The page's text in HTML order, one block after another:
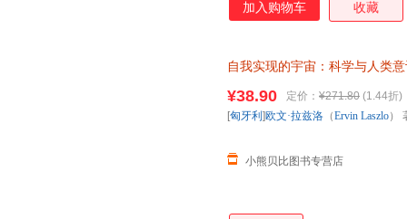
加入购物车 收藏
自我实现的宇宙：科学与人类
存后下单，避免纠纷。
¥38.90 定价： ¥271.80 (1.44折)
小熊贝比图书专营店
[匈牙利 ]欧文·拉兹洛 （Ervin Laszlo）